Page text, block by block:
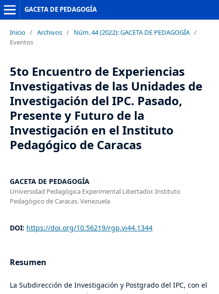
GACETA DE PEDAGOGÍA
Inicio / Archivos / Núm. 44 (2022): GACETA DE PEDAGOGÍA /
Eventos
5to Encuentro de Experiencias
Investigativas de las Unidades de
Investigación del IPC. Pasado,
Presente y Futuro de la
Investigación en el Instituto
Pedagógico de Caracas
GACETA DE PEDAGOGÍA
Universidad Pedagógica Experimental Libertador. Instituto
Pedagógico de Caracas. Venezuela
DOI: https://doi.org/10.56219/rgp.vi44.1344
Resumen
La Subdirección de Investigación y Postgrado del IPC, con el